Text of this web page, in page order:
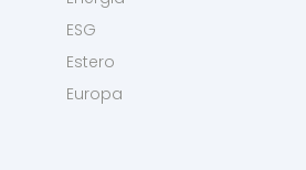
ESG
Estero
Europa